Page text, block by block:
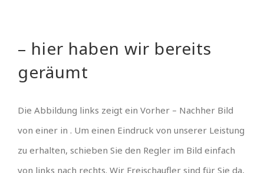
– hier haben wir bereits
geräumt
Die Abbildung links zeigt ein Vorher – Nachher Bild
von einer in . Um einen Eindruck von unserer Leistung
zu erhalten, schieben Sie den Regler im Bild einfach
von links nach rechts. Wir Freischaufler sind für Sie da,